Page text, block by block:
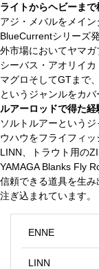
ライトからヘビーま
アジ・メバルをメイ
BlueCurrentシリーズ
外市場においてヤマ
シーバス・アオリイ
マグロそしてGTまで
というジャンルをカ
ルアーロッドで得た
ソルトルアーという
ウハウをフライフィ
LINN、トラウト用の
YAMAGA Blanks Fly
信頼できる道具を生
注ぎ込まれています。
ENNE
LINN